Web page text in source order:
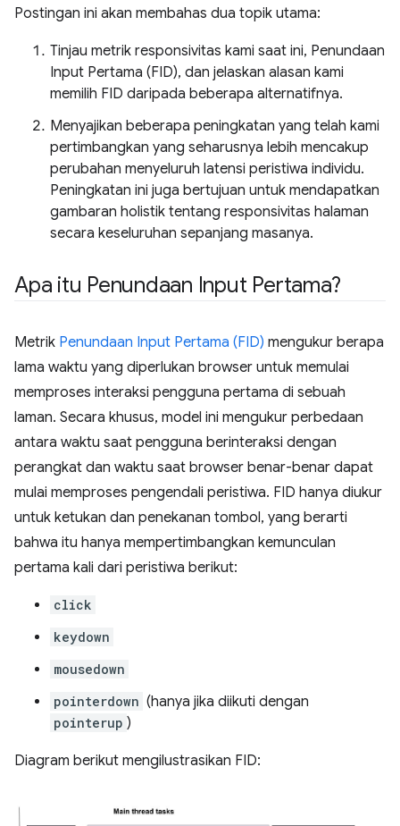
Postingan ini akan membahas dua topik utama:
Tinjau metrik responsivitas kami saat ini, Penundaan
Input Pertama (FID), dan jelaskan alasan kami
memilih FID daripada beberapa alternatifnya.
Menyajikan beberapa peningkatan yang telah kami
pertimbangkan yang seharusnya lebih mencakup
perubahan menyeluruh latensi peristiwa individu.
Peningkatan ini juga bertujuan untuk mendapatkan
gambaran holistik tentang responsivitas halaman
secara keseluruhan sepanjang masanya.
Apa itu Penundaan Input Pertama?
Metrik Penundaan Input Pertama (FID) mengukur berapa
lama waktu yang diperlukan browser untuk memulai
memproses interaksi pengguna pertama di sebuah
laman. Secara khusus, model ini mengukur perbedaan
antara waktu saat pengguna berinteraksi dengan
perangkat dan waktu saat browser benar-benar dapat
mulai memproses pengendali peristiwa. FID hanya diukur
untuk ketukan dan penekanan tombol, yang berarti
bahwa itu hanya mempertimbangkan kemunculan
pertama kali dari peristiwa berikut:
click
keydown
mousedown
pointerdown (hanya jika diikuti dengan
pointerup )
Diagram berikut mengilustrasikan FID: